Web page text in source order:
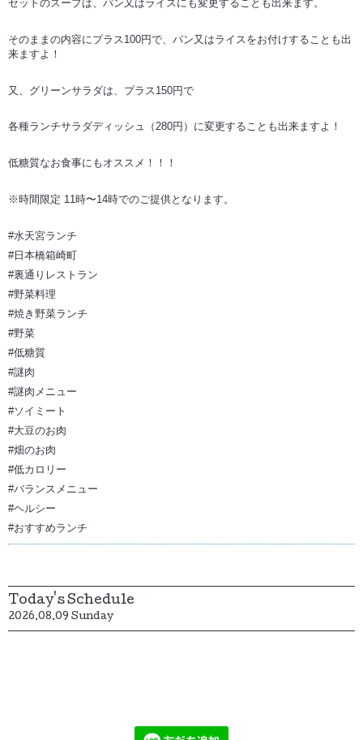
セットのスープは、パン又はライスにも変更することも出来ます。
そのままの内容にプラス100円で、パン又はライスをお付けすることも出
来ますよ！
又、グリーンサラダは、プラス150円で
各種ランチサラダディッシュ（280円）に変更することも出来ますよ！
低糖質なお食事にもオススメ！！！
※時間限定 11時〜14時でのご提供となります。
#水天宮ランチ
#日本橋箱崎町
#裏通りレストラン
#野菜料理
#焼き野菜ランチ
#野菜
#低糖質
#謎肉
#謎肉メニュー
#ソイミート
#大豆のお肉
#畑のお肉
#低カロリー
#バランスメニュー
#ヘルシー
#おすすめランチ
Today's Schedule
2026.08.09 Sunday